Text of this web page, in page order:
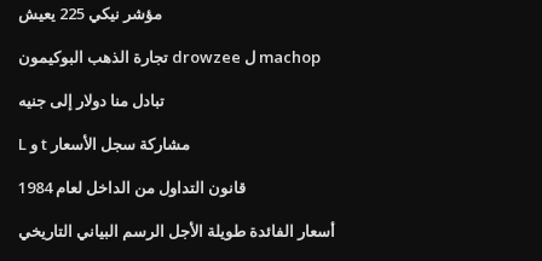
مؤشر نيكي 225 يعيش
تجارة الذهب البوكيمون drowzee ل machop
تبادل منا دولار إلى جنيه
L و t مشاركة سجل الأسعار
قانون التداول من الداخل لعام 1984
أسعار الفائدة طويلة الأجل الرسم البياني التاريخي